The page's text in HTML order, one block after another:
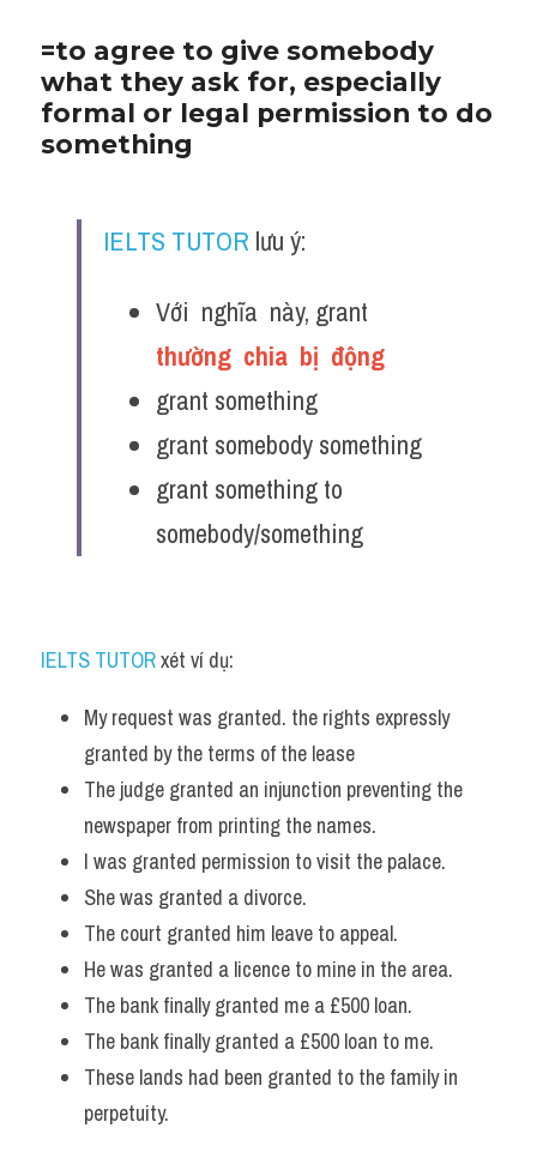
=to agree to give somebody
what they ask for, especially
formal or legal permission to do
something
IELTS TUTOR lưu ý:
thường  chia  bị  động
grant something
grant somebody something
grant something to
somebody/something
IELTS TUTOR xét ví dụ:
My request was granted. the rights expressly
granted by the terms of the lease
The judge granted an injunction preventing the
newspaper from printing the names.
I was granted permission to visit the palace.
She was granted a divorce.
The court granted him leave to appeal.
He was granted a licence to mine in the area.
The bank finally granted me a £500 loan.
The bank finally granted a £500 loan to me.
These lands had been granted to the family in
perpetuity.